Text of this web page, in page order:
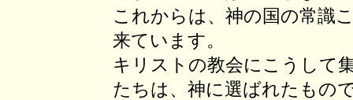
これからは、神の国の常識
来ています。
キリストの教会にこうして
たちは、神に選ばれたもの